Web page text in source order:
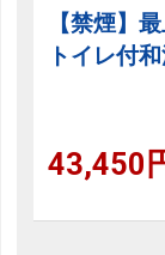
【禁煙】
トイレ付
43,450